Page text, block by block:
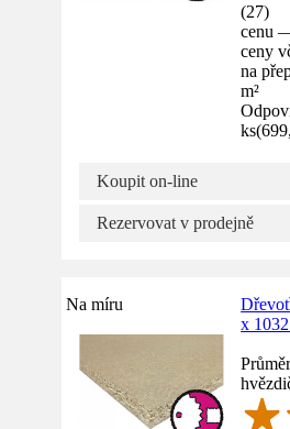
(27)
cenu
ceny
na
m²
ks(
Koupit on-line
Rezervovat v prodejně
Na míru
x